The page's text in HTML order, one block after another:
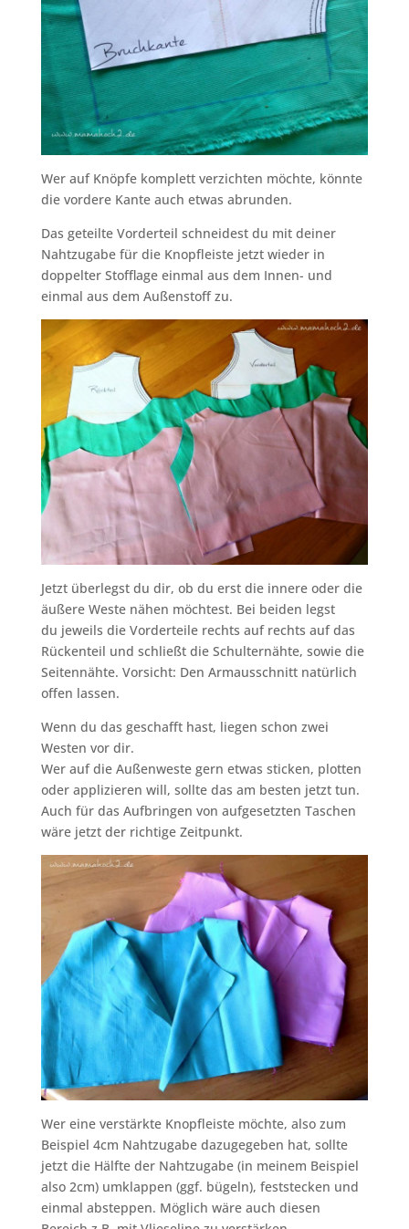
Wer auf Knöpfe komplett verzichten möchte, könnte
die vordere Kante auch etwas abrunden.
Das geteilte Vorderteil schneidest du mit deiner
Nahtzugabe für die Knopfleiste jetzt wieder in
doppelter Stofflage einmal aus dem Innen- und
einmal aus dem Außenstoff zu.
Jetzt überlegst du dir, ob du erst die innere oder die
äußere Weste nähen möchtest. Bei beiden legst
du jeweils die Vorderteile rechts auf rechts auf das
Rückenteil und schließt die Schulternähte, sowie die
Seitennähte. Vorsicht: Den Armausschnitt natürlich
offen lassen.
Wenn du das geschafft hast, liegen schon zwei
Westen vor dir.
Wer auf die Außenweste gern etwas sticken, plotten
oder applizieren will, sollte das am besten jetzt tun.
Auch für das Aufbringen von aufgesetzten Taschen
wäre jetzt der richtige Zeitpunkt.
Wer eine verstärkte Knopfleiste möchte, also zum
Beispiel 4cm Nahtzugabe dazugegeben hat, sollte
jetzt die Hälfte der Nahtzugabe (in meinem Beispiel
also 2cm) umklappen (ggf. bügeln), feststecken und
einmal absteppen. Möglich wäre auch diesen